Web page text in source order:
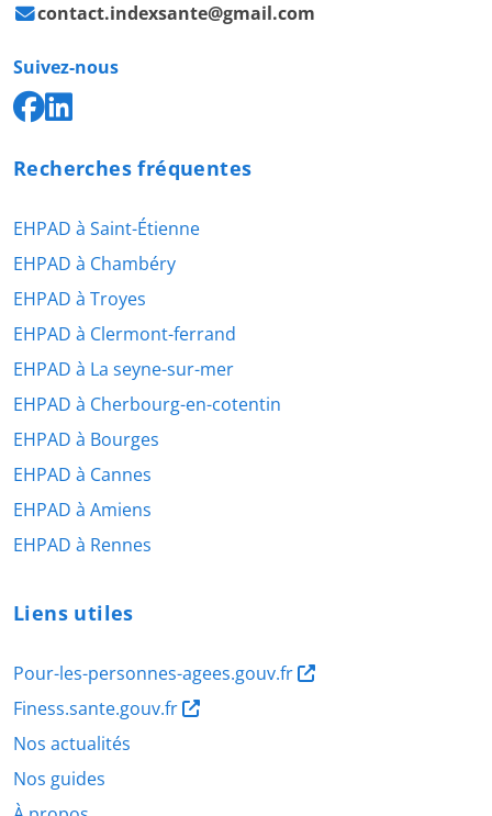
contact.indexsante@gmail.com
Suivez-nous
Recherches fréquentes
EHPAD à Saint-Étienne
EHPAD à Chambéry
EHPAD à Troyes
EHPAD à Clermont-ferrand
EHPAD à La seyne-sur-mer
EHPAD à Cherbourg-en-cotentin
EHPAD à Bourges
EHPAD à Cannes
EHPAD à Amiens
EHPAD à Rennes
Liens utiles
Pour-les-personnes-agees.gouv.fr
Finess.sante.gouv.fr
Nos actualités
Nos guides